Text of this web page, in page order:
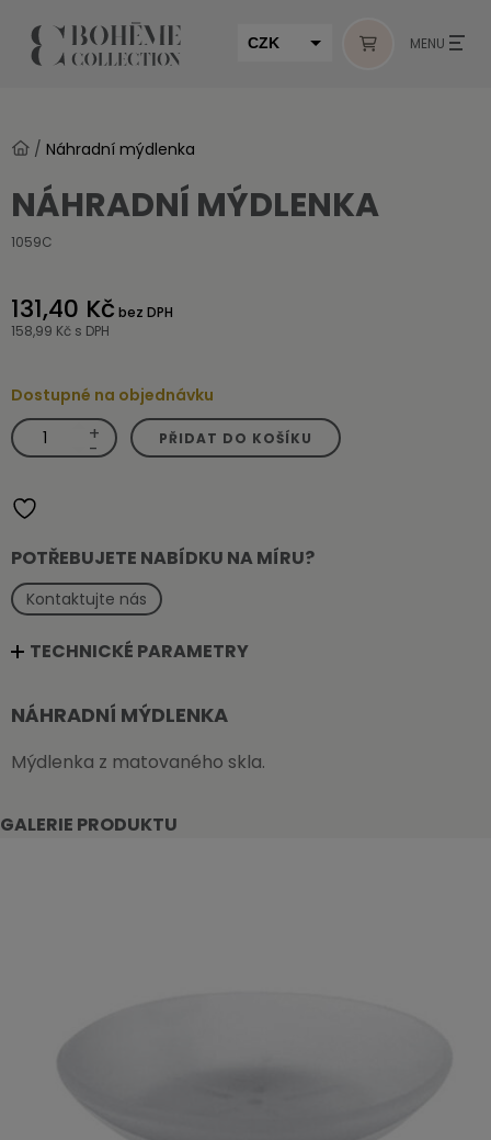
CZK MENU
/ Náhradní mýdlenka
GALERIE PRODUKTU
NÁHRADNÍ MÝDLENKA
1059C
131,40 Kč bez DPH
158,99 Kč s DPH
Dostupné na objednávku
Náhradní
mýdlenka
množství
+
- PŘIDAT DO KOŠÍKU
POTŘEBUJETE NABÍDKU NA MÍRU?
Kontaktujte nás
TECHNICKÉ PARAMETRY
NÁHRADNÍ MÝDLENKA
Mýdlenka z matovaného skla.